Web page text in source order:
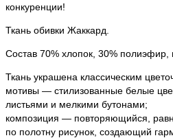
конкуренции!
Ткань обивки Жаккард.
Состав 70% хлопок, 30% полиэфир,
Ткань украшена классическим
мотивы — стилизованные белые
листьями и мелкими бутонами;
композиция — повторяющийся,
по полотну рисунок, создающий